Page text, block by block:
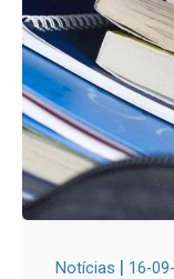
Notícias | 16-